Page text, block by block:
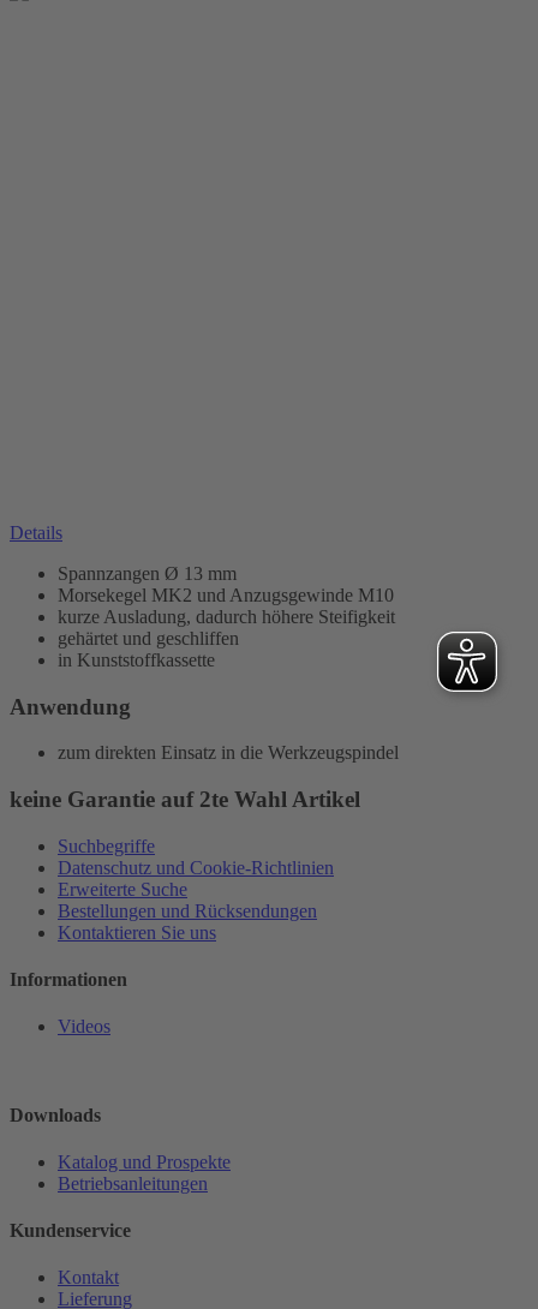
Details
Spannzangen Ø 13 mm
Morsekegel MK2 und Anzugsgewinde M10
kurze Ausladung, dadurch höhere Steifigkeit
gehärtet und geschliffen
in Kunststoffkassette
Anwendung
zum direkten Einsatz in die Werkzeugspindel
keine Garantie auf 2te Wahl Artikel
Suchbegriffe
Datenschutz und Cookie-Richtlinien
Erweiterte Suche
Bestellungen und Rücksendungen
Kontaktieren Sie uns
Informationen
Videos
Downloads
Katalog und Prospekte
Betriebsanleitungen
Kundenservice
Kontakt
Lieferung